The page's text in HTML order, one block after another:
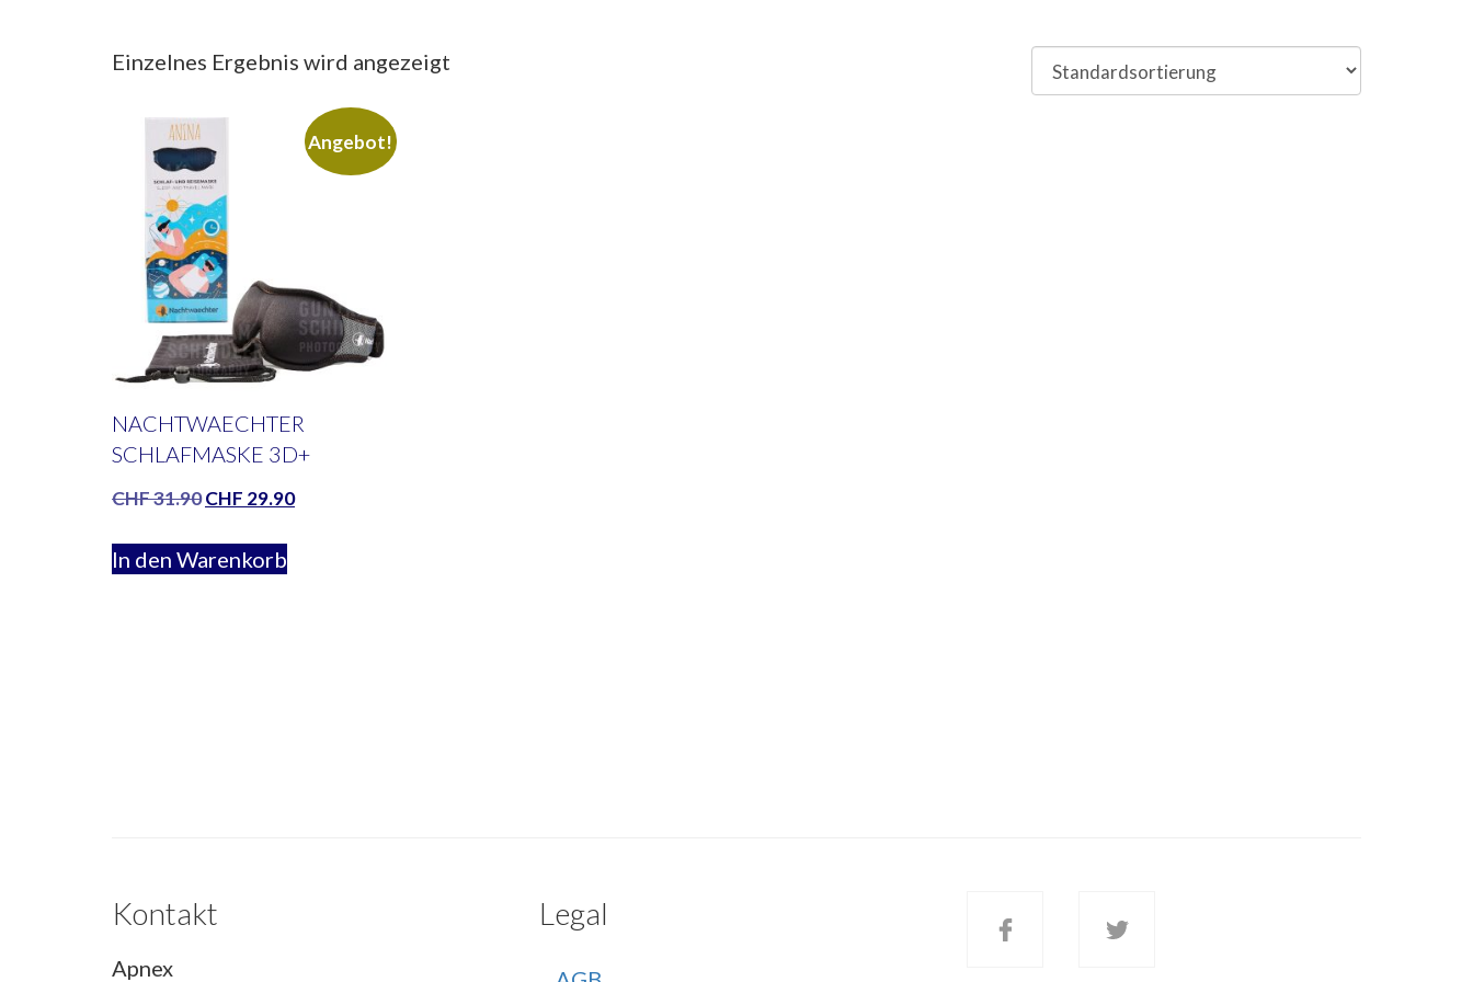
Einzelnes Ergebnis wird angezeigt
Angebot!
NACHTWAECHTER
SCHLAFMASKE 3D+
CHF31.90Ursprünglicher
war:
CHF 31.90
CHF 29.90Aktueller
In den Warenkorb
Kontakt
Apnex
Legal